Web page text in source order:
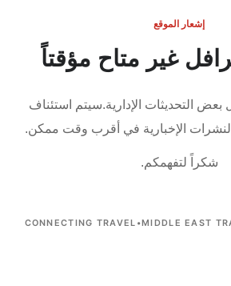
إشعار الموقع
غير متاح مؤقتاً
بعض التحديثات الإدارية.سيتم استئناف
الإخبارية في أقرب وقت ممكن.
شكراً لتفهمكم.
CONNECTING TRAVEL •MIDDLE EAST